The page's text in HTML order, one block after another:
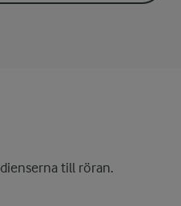
till röran.